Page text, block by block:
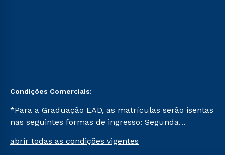
Condições Comerciais:
*Para a Graduação EAD, as matrículas serão isentas
nas seguintes formas de ingresso: Segunda
Já para as demais, a taxa de matrícula será de R$
abrir todas as condições vigentes